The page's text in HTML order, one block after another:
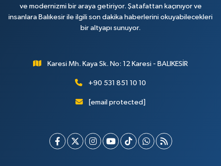
ve modernizmi bir araya getiriyor. Şatafattan kaçınıyor ve
insanlara Balıkesir ile ilgili son dakika haberlerini okuyabilecekleri
bir altyapı sunuyor.
Karesi Mh. Kaya Sk. No: 12 Karesi - BALIKESİR
+90 531 851 10 10
[email protected]